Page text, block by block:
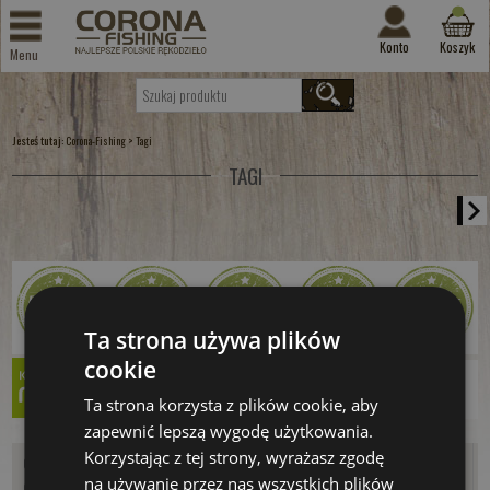
Menu Konto Koszyk
Jesteś tutaj: Corona-Fishing >Tagi
TAGI
Zakupy
Informacje
Ta strona używa plików
cookie
Ta strona korzysta z plików cookie, aby
zapewnić lepszą wygodę użytkowania.
Korzystając z tej strony, wyrażasz zgodę
na używanie przez nas wszystkich plików